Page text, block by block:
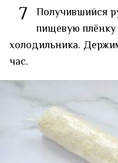
7 Получившийся
пищевую
холодильника.
час.